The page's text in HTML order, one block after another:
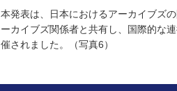
本発表は、日本におけるアーカイブズ
ーカイブズ関係者と共有し、国際的な
催されました。（写真6）